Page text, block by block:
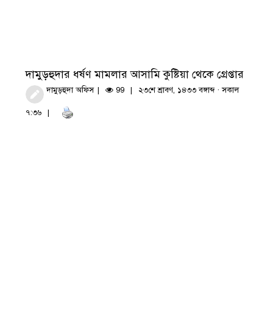
দামুড়হুদার ধর্ষণ মামলার আসামি কুষ্টিয়া থেকে গ্রেপ্তার
দামুড়হুদা অফিস 99 ২৩শে শ্রাবণ, ১৪৩৩ বঙ্গাব্দ · সকাল
৭:৩৬